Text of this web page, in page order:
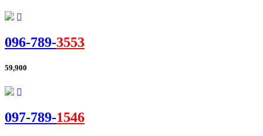
096-789-3553
59,900
097-789-1546